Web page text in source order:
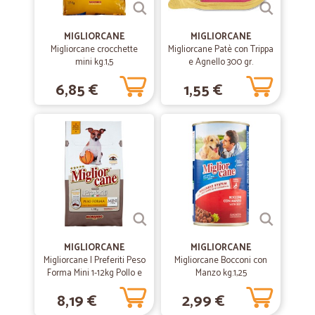
Consegna puntuale!
Prodotti ottimi e ricevuti in brevissimo tempo. Sono molto soddisfatta
tutto ok come da aspettativa
tutto ok come da aspettativa
—Alessandra M.
Tutto perfetto
altri ordini dal sito.
11/02/2019
Andrea C.
MIGLIORCANE
Migliorcane crocchette
mini kg.1,5
6,85 €
MIGLIORCANE
Migliorcane Patè con Trippa
e Agnello 300 gr.
1,55 €
MIGLIORCANE
Migliorcane I Preferiti Peso
Forma Mini 1-12kg Pollo e
8,19 €
MIGLIORCANE
Migliorcane Bocconi con
Manzo kg.1,25
2,99 €